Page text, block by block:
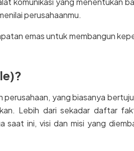
perusahaanmu.
emas untuk membangun
yang biasanya
Lebih dari sekadar daftar
saat ini, visi dan misi yang